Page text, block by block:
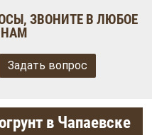
ЗВОНИТЕ В ЛЮБОЕ
НАМ
Задать вопрос
в Чапаевске